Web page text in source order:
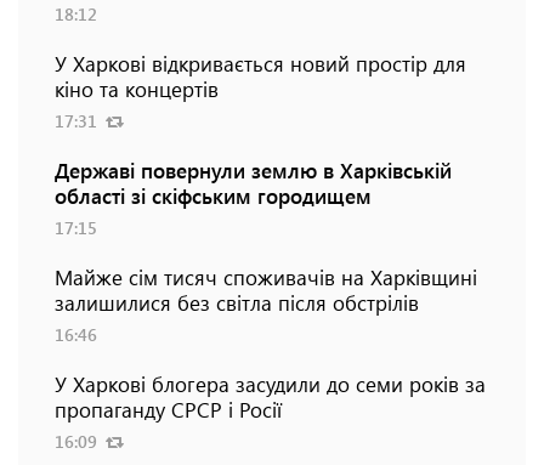
18:12
У Харкові відкривається новий простір для
кіно та концертів
17:31
Державі повернули землю в Харківській
області зі скіфським городищем
17:15
Майже сім тисяч споживачів на Харківщині
залишилися без світла після обстрілів
16:46
У Харкові блогера засудили до семи років за
пропаганду СРСР і Росії
16:09